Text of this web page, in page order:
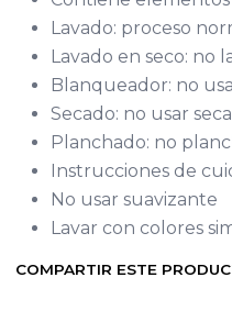
Lavado: proceso
Lavado en seco: no
Blanqueador: no
Secado: no usar
Planchado: no
Instrucciones de
No usar suavizante
Lavar con colores
COMPARTIR ESTE